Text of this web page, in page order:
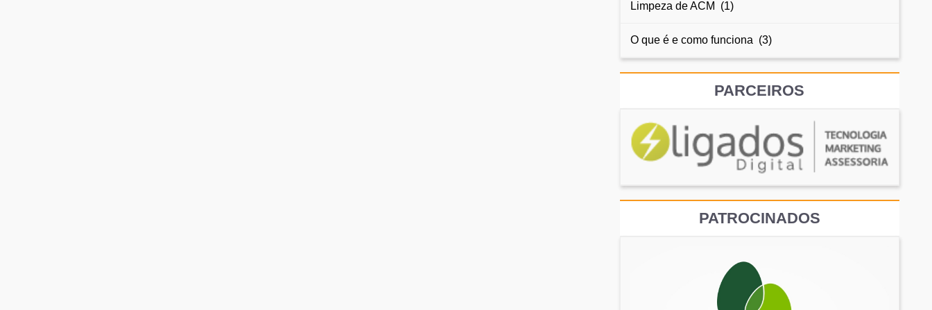
Limpeza de ACM (1)
O que é e como funciona (3)
PARCEIROS
PATROCINADOS